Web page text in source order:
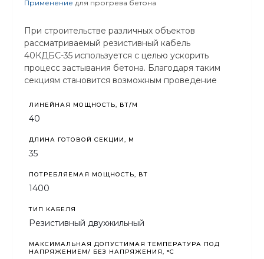
Применение для прогрева бетона
При строительстве различных объектов
рассматриваемый резистивный кабель
40КДБС-35 используется с целью ускорить
процесс застывания бетона. Благодаря таким
секциям становится возможным проведение
то есть круглогодично.
ЛИНЕЙНАЯ МОЩНОСТЬ, ВТ/М
40
ДЛИНА ГОТОВОЙ СЕКЦИИ, М
35
ПОТРЕБЛЯЕМАЯ МОЩНОСТЬ, ВТ
1400
ТИП КАБЕЛЯ
Резистивный двухжильный
МАКСИМАЛЬНАЯ ДОПУСТИМАЯ ТЕМПЕРАТУРА ПОД
НАПРЯЖЕНИЕМ/ БЕЗ НАПРЯЖЕНИЯ, °C